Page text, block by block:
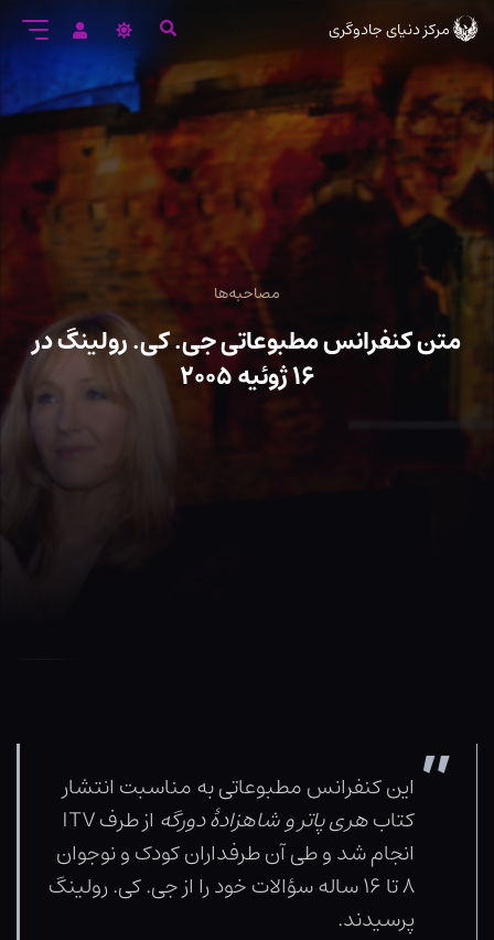
ورود
متن
اصلی
مرکز دنیای جادوگری
مصاحبه‌ها
متن کنفرانس مطبوعاتی جی. کی. رولینگ در
۱۶ ژوئیه ۲۰۰۵
این کنفرانس مطبوعاتی به مناسبت انتشار
کتابهری پاتر و شاهزادۀ دورگه
از طرف ITV
انجام شد و طی آن طرفداران کودک و نوجوان
۸ تا ۱۶ ساله سؤالات خود را از جی. کی. رولینگ
پرسیدند.